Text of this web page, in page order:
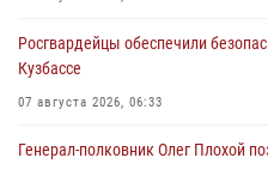
Росгвардейцы обеспечили
Кузбассе
07 августа 2026, 06:33
Генерал-полковник Олег Плохой